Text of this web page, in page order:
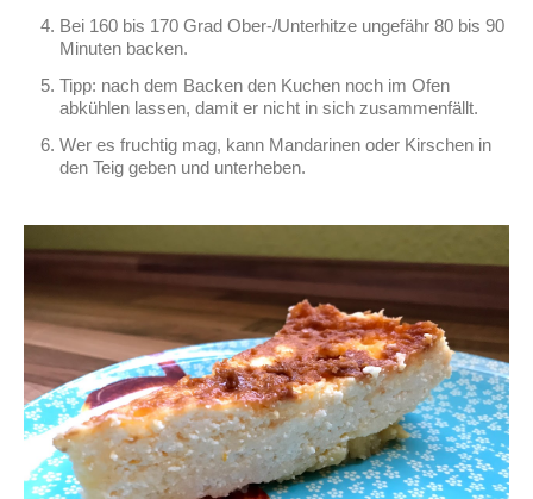
Bei 160 bis 170 Grad Ober-/Unterhitze ungefähr 80 bis 90
Minuten backen.
Tipp: nach dem Backen den Kuchen noch im Ofen
abkühlen lassen, damit er nicht in sich zusammenfällt.
Wer es fruchtig mag, kann Mandarinen oder Kirschen in
den Teig geben und unterheben.